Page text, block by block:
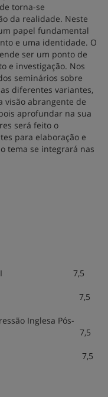
torna-se
da realidade. Neste
papel fundamental
e uma identidade. O
ser um ponto de
e investigação. Nos
seminários sobre
diferentes variantes,
visão abrangente de
aprofundar na sua
será feito o
para elaboração e
tema se integrará nas
XVII 7,5
7,5
Inglesa Pós-
7,5
7,5